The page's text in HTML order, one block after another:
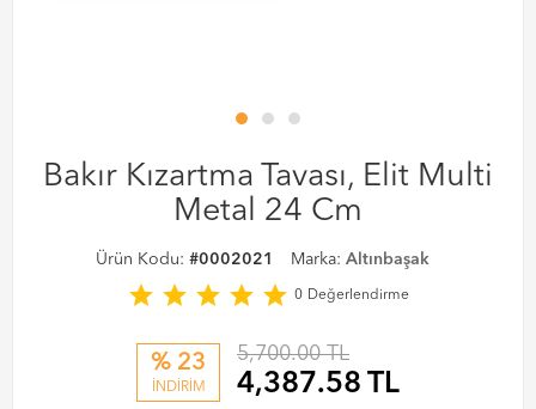
Bakır Kızartma Tavası, Elit Multi
Metal 24 Cm
Ürün Kodu: #0002021 Marka: Altınbaşak
star star star star star 0 Değerlendirme
% 23
İNDİRİM
5,700.00 TL
4,387.58 TL